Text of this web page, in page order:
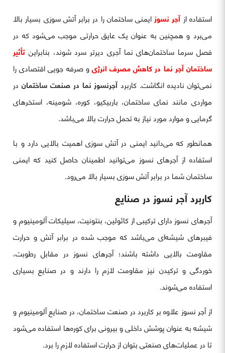
استفاده ازآجر نسوزایمنی ساختمان را در برابر آتش سوزی بسیار بالا
می‌برد و همچنین به عنوان یک عایق حرارتی موجب می‌شود که در
فصل سرما ساختمان‌های نما آجری دیرتر سرد شوند، بنابراین تأثیر
ساختمان آجر نما در کاهش مصرف انرژیو صرفه جویی اقتصادی را
نمی‌توان نادیده انگاشت. کاربردآجرنسوز نما در صنعت ساختماندر
مواردی مانند نمای ساختمان، باربیکیو، کوره، شومینه، استخرهای
گرمایی و موارد مورد نیاز به تحمل حرارت بالا می‌باشد.
همانطور که می‌دانید ایمنی در آتش سوزی اهمیت بالایی دارد و با
استفاده از آجرهای نسوز می‌توانید اطمینان حاصل کنید که ایمنی
ساختمان شما در برابر آتش سوزی بسیار بالا می‌رود.
کاربرد آجر نسوز در صنایع
آجرهای نسوز دارای ترکیبی از کائولین، بنتونیت، سیلیکات آلومینیوم و
فیبرهای شیشه‌ای می‌باشد که موجب شده در برابر آتش و حرارت
مقاومت بالایی داشته باشند؛ آجرهای نسوز در مقابل رطوبت،
خوردگی و ترکیدن نیز مقاومت لازم را دارند و در صنایع بسیاری
استفاده می‌شوند.
از آجر نسوز علاوه بر کاربرد در صنعت ساختمان، در صنایع آلومینیوم و
شیشه به عنوان پوشش داخلی و بیرونی برای کوره‌ها استفاده می‌شود
تا در عملیات‌های صنعتی بتوان از حرارت استفاده لازم را برد.